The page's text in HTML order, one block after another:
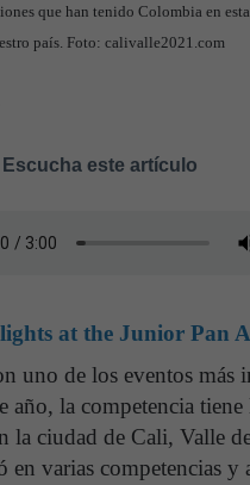
que han tenido Colombia en
país. Foto: calivalle2021.com
Escucha este artículo
at the Junior Pan
uno de los eventos más
año, la competencia
la ciudad de Cali, Valle
en varias competencias